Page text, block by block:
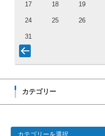
17 18 19
24 25 26
31
カテゴリー